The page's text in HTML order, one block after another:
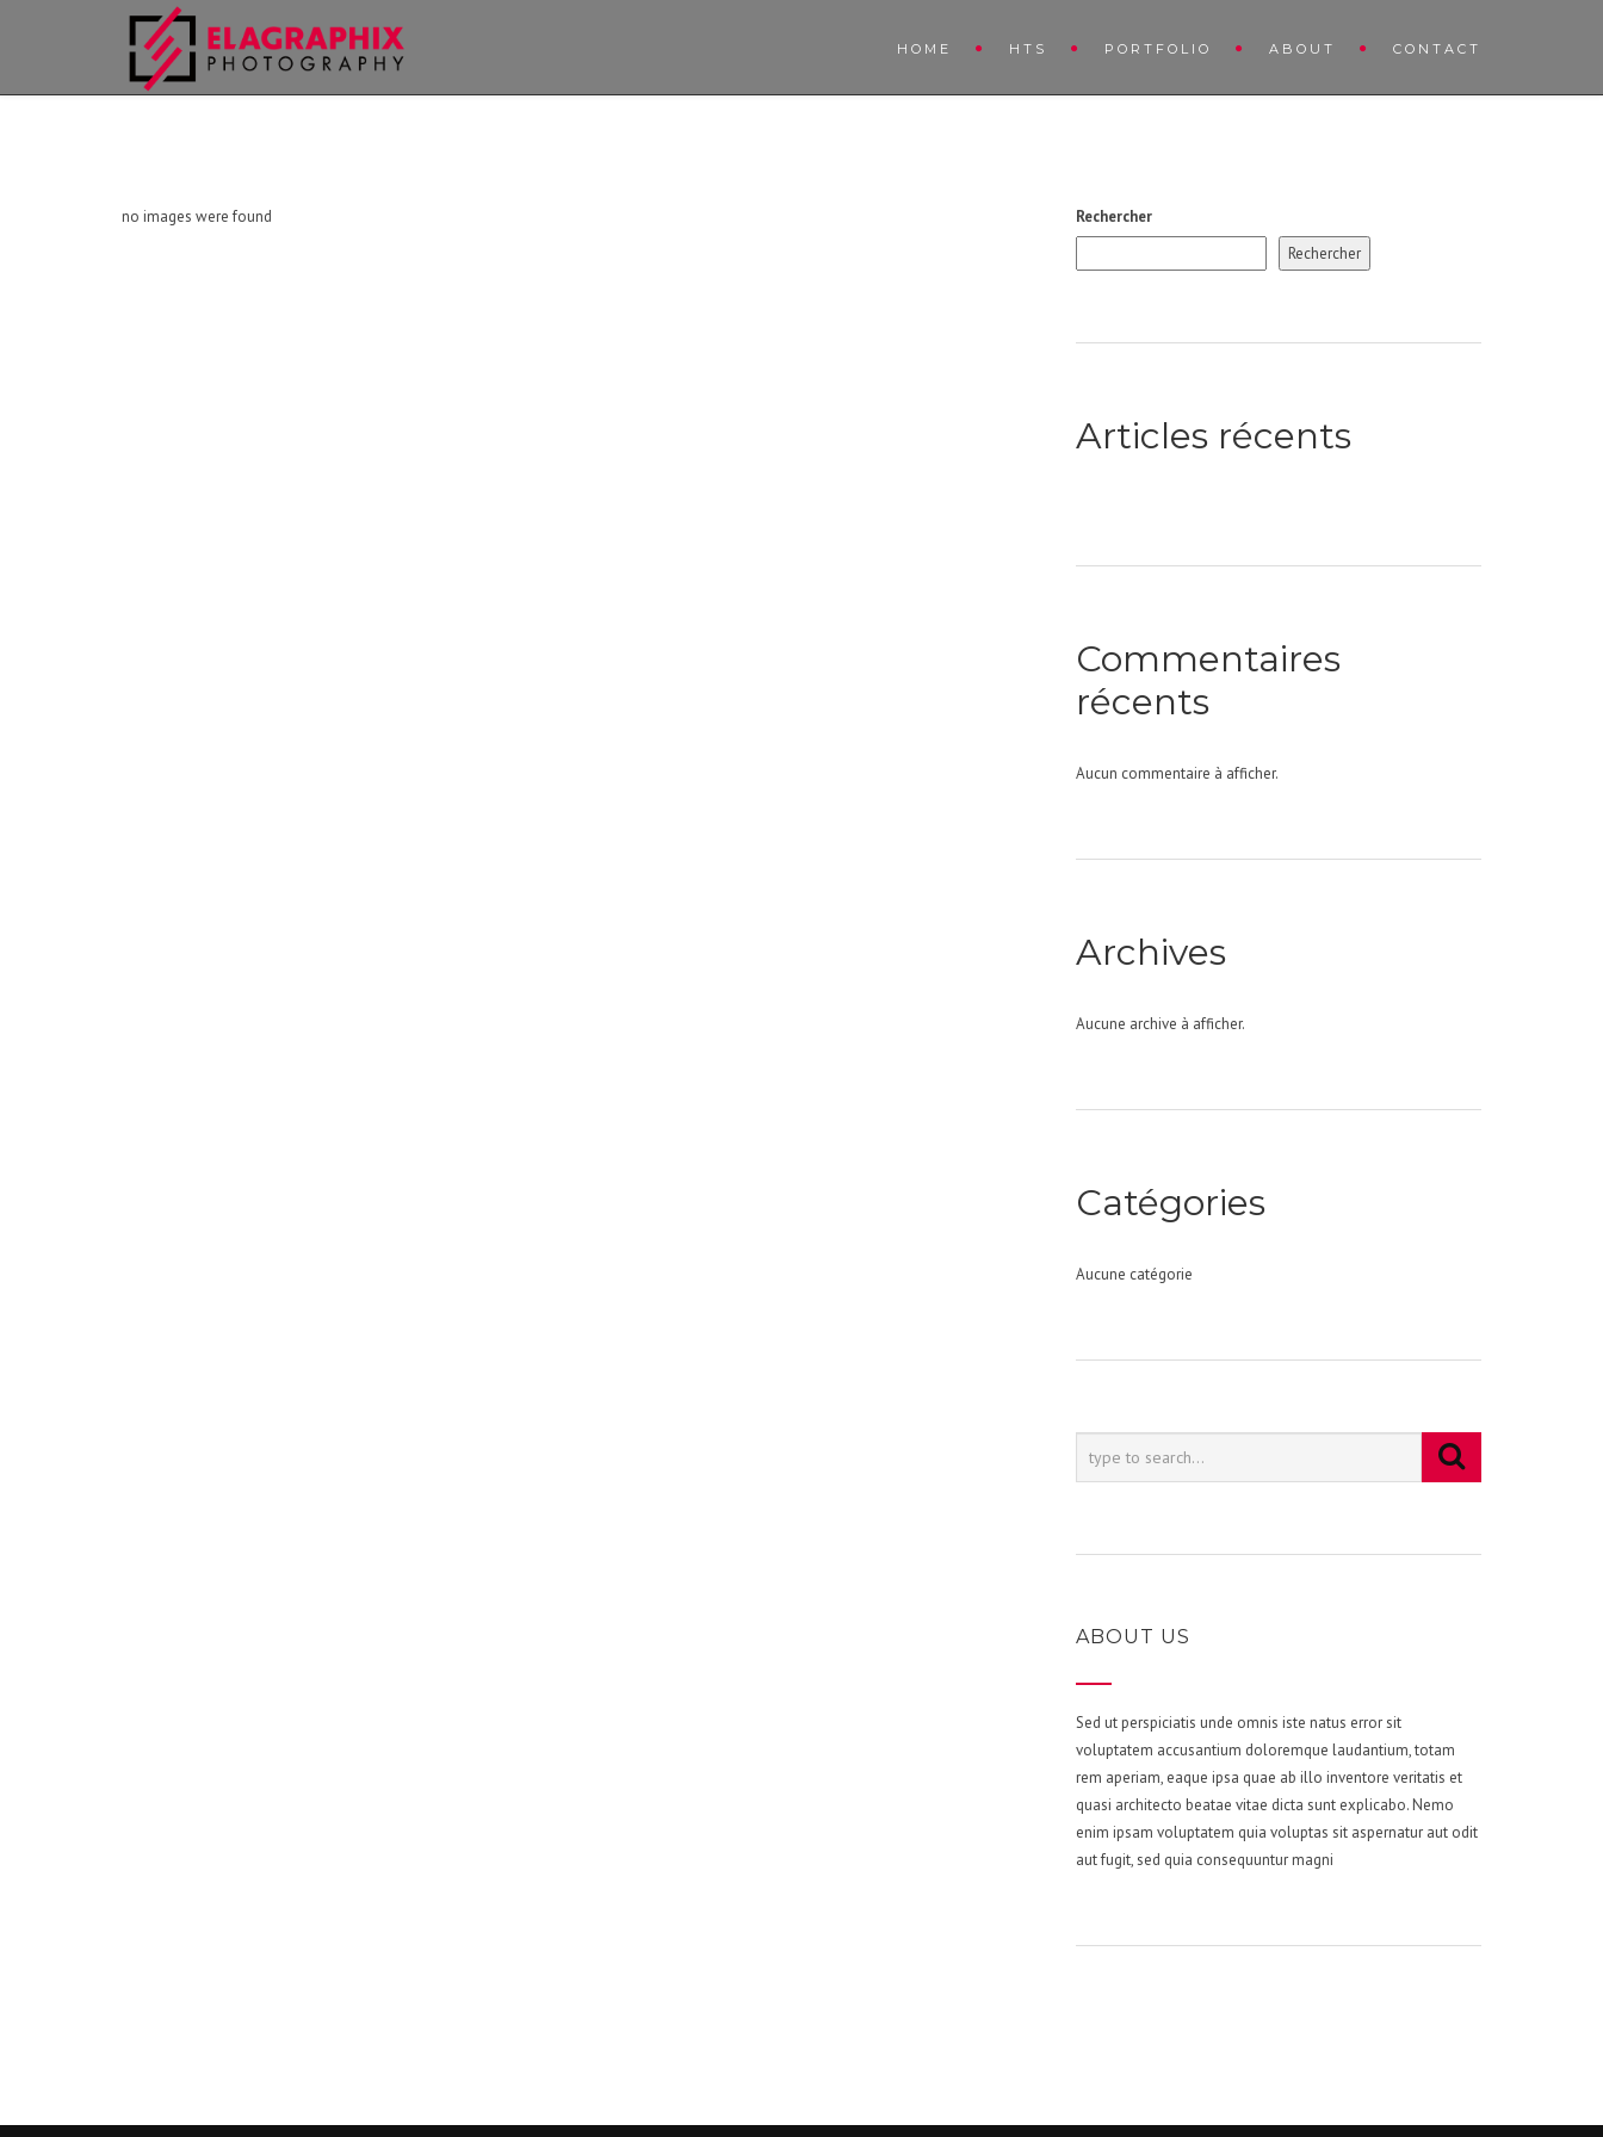
HOME HTS PORTFOLIO ABOUT CONTACT
no images were found
Rechercher
Rechercher
Articles récents
Commentaires
récents
Aucun commentaire à afficher.
Archives
Aucune archive à afficher.
Catégories
Aucune catégorie
ABOUT US
Sed ut perspiciatis unde omnis iste natus error sit
voluptatem accusantium doloremque laudantium, totam
rem aperiam, eaque ipsa quae ab illo inventore veritatis et
quasi architecto beatae vitae dicta sunt explicabo. Nemo
enim ipsam voluptatem quia voluptas sit aspernatur aut odit
aut fugit, sed quia consequuntur magni